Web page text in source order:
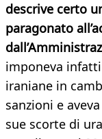
descrive certo
paragonato
imponeva
iraniane in
sanzioni e
sue scorte di